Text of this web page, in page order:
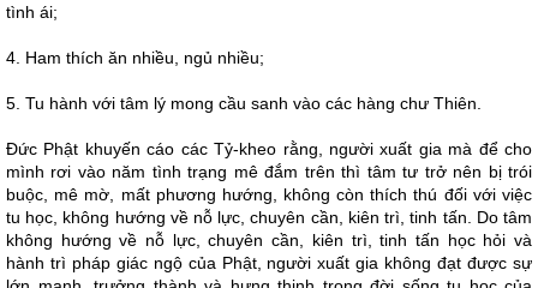
tình ái;
4. Ham thích ăn nhiều, ngủ nhiều;
5. Tu hành với tâm lý mong cầu sanh vào các hàng chư Thiên.
Đức Phật khuyến cáo các Tỷ-kheo rằng, người xuất gia mà để cho
mình rơi vào năm tình trạng mê đắm trên thì tâm tư trở nên bị trói
buộc, mê mờ, mất phương hướng, không còn thích thú đối với việc
tu học, không hướng về nỗ lực, chuyên cần, kiên trì, tinh tấn. Do tâm
không hướng về nỗ lực, chuyên cần, kiên trì, tinh tấn học hỏi và
hành trì pháp giác ngộ của Phật, người xuất gia không đạt được sự